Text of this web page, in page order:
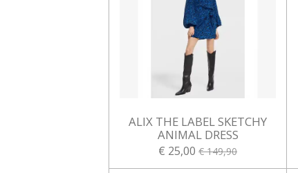
ALIX THE LABEL SKETCHY
ANIMAL DRESS
€ 25,00 € 149,90